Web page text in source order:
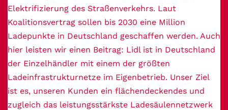
Elektrifizierung des Straßenverkehrs. Laut
Koalitionsvertrag sollen bis 2030 eine Million
Ladepunkte in Deutschland geschaffen werden. Auch
hier leisten wir einen Beitrag: Lidl ist in Deutschland
der Einzelhändler mit einem der größten
Ladeinfrastrukturnetze im Eigenbetrieb. Unser Ziel
ist es, unseren Kunden ein flächendeckendes und
zugleich das leistungsstärkste Ladesäulennetzwerk